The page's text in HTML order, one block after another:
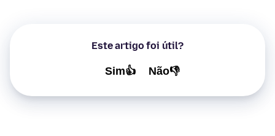
Este artigo foi útil?
Sim👍 Não👎